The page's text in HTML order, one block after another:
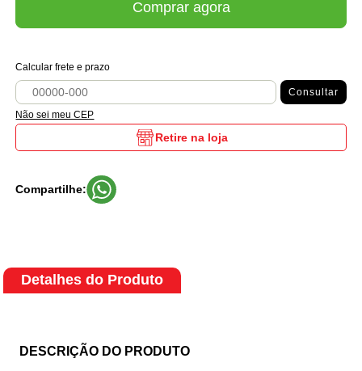
Comprar agora
Calcular frete e prazo
Consultar
Não sei meu CEP
Retire na loja
Compartilhe:
Detalhes do Produto
DESCRIÇÃO DO PRODUTO